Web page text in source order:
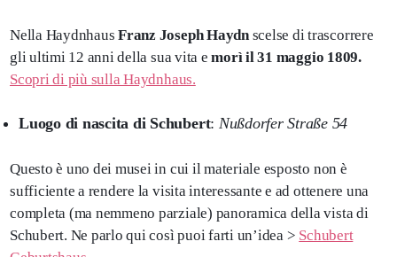
Nella HaydnhausFranz Joseph Haydnscelse di trascorrere
gli ultimi 12 anni della sua vita e morì il 31 maggio 1809.
Scopri di più sulla Haydnhaus.
Luogo di nascita di Schubert: Nußdorfer Straße 54
Questo è uno dei musei in cui il materiale esposto non è
sufficiente a rendere la visita interessante e ad ottenere una
completa (ma nemmeno parziale) panoramica della vista di
Schubert. Ne parlo qui così puoi farti un’idea > Schubert